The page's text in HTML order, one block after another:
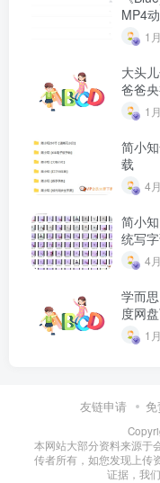
MP4
1
大头
爸爸
1
简小
载
4
简小
统写
4
学而
度网
1
友链申请 免
本网站大部分资料来源于
传者所有，如您发现上传
证据，我